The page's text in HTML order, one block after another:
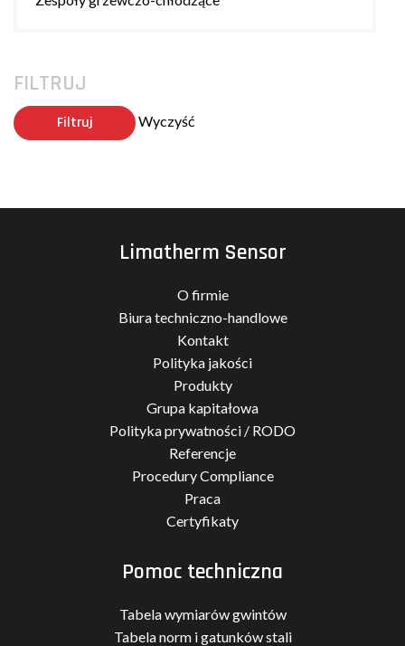
FILTRUJ
Filtruj Wyczyść
Limatherm Sensor
O firmie
Biura techniczno-handlowe
Kontakt
Polityka jakości
Produkty
Grupa kapitałowa
Polityka prywatności / RODO
Referencje
Procedury Compliance
Praca
Certyfikaty
Pomoc techniczna
Tabela wymiarów gwintów
Tabela norm i gatunków stali